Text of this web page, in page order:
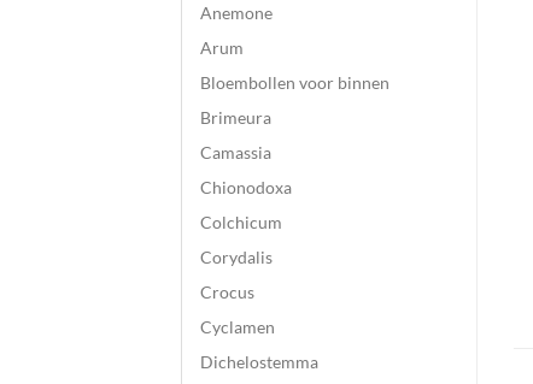
Anemone
Arum
Bloembollen voor binnen
Brimeura
Camassia
Chionodoxa
Colchicum
Corydalis
Crocus
Cyclamen
Dichelostemma